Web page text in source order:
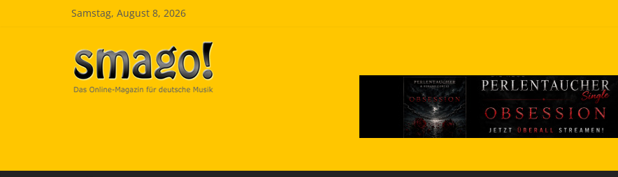
Samstag, August 8, 2026
Smago
SchlagerMAGazinOnline